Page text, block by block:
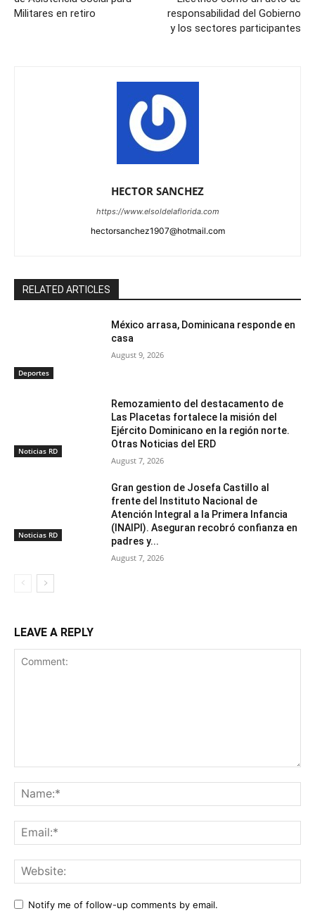
Militares en retiro
responsabilidad del Gobierno
y los sectores participantes
HECTOR SANCHEZ
https://www.elsoldelaflorida.com
hectorsanchez1907@hotmail.com
RELATED ARTICLES
Deportes
México arrasa, Dominicana responde en
casa
August 9, 2026
Noticias RD
Remozamiento del destacamento de
Las Placetas fortalece la misión del
Ejército Dominicano en la región norte.
Otras Noticias del ERD
August 7, 2026
Noticias RD
Gran gestion de Josefa Castillo al
frente del Instituto Nacional de
Atención Integral a la Primera Infancia
(INAIPI). Aseguran recobró confianza en
padres y...
August 7, 2026
LEAVE A REPLY
Notify me of follow-up comments by email.